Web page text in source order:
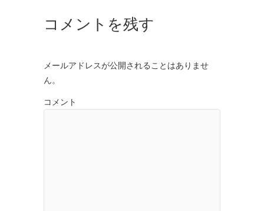
コメントを残す
メールアドレスが公開されることはありませ
ん。
コメント